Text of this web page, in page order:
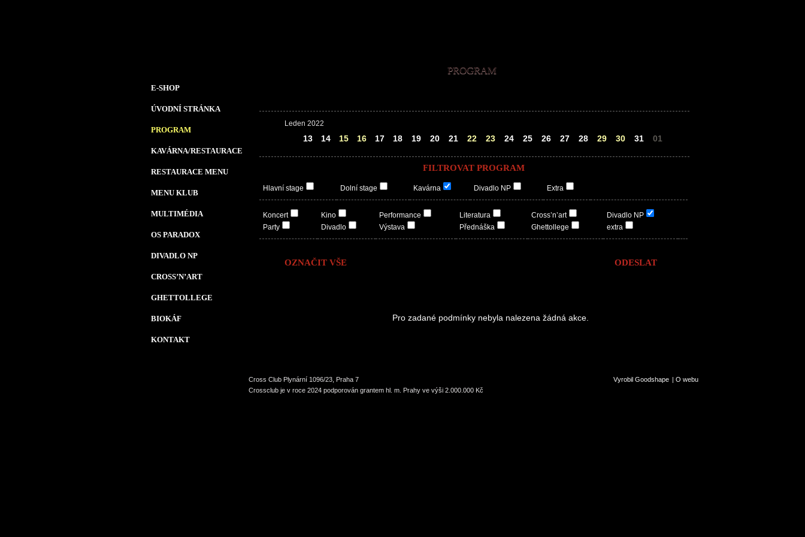
E-SHOP
ÚVODNÍ STRÁNKA
PROGRAM
KAVÁRNA/RESTAURACE
RESTAURACE MENU
MENU KLUB
MULTIMÉDIA
OS PARADOX
DIVADLO NP
CROSS’N’ART
GHETTOLLEGE
BIOKÁF
KONTAKT
PROGRAM
Leden 2022
13 14 15 16 17 18 19 20 21 22 23 24 25 26 27 28 29 30 31 01
FILTROVAT PROGRAM
Hlavní stage Dolní stage Kavárna Divadlo NP Extra
Koncert
Party
Kino
Divadlo
Performance
Výstava
Literatura
Přednáška
Cross’n’art
Ghettollege
Divadlo NP
extra
OZNAČIT VŠE
Pro zadané podmínky nebyla nalezena žádná akce.
Cross Club Plynární 1096/23, Praha 7 Vyrobil Goodshape | O webu
Crossclub je v roce 2024 podporován grantem hl. m. Prahy ve výši 2.000.000 Kč